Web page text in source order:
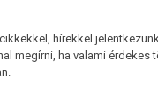
hírekkel
megírni, ha valami érdekes